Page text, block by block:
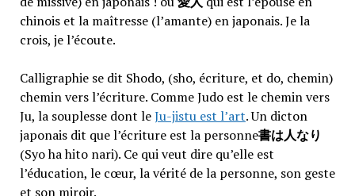
chinois et la maîtresse (l’amante) en japonais. Je la
crois, je l’écoute.
Calligraphie se dit Shodo, (sho, écriture, et do, chemin)
chemin vers l’écriture. Comme Judo est le chemin vers
Ju, la souplesse dont leJu-jistu est l’art. Un dicton
japonais dit que l’écriture est la personne書は人なり
(Syo ha hito nari). Ce qui veut dire qu’elle est
l’éducation, le cœur, la vérité de la personne, son geste
et son miroir.